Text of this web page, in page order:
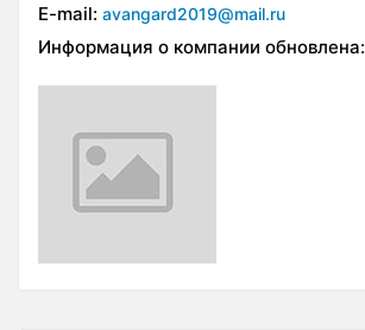
E-mail: avangard2019@mail.ru
Информация о компании обновлена: